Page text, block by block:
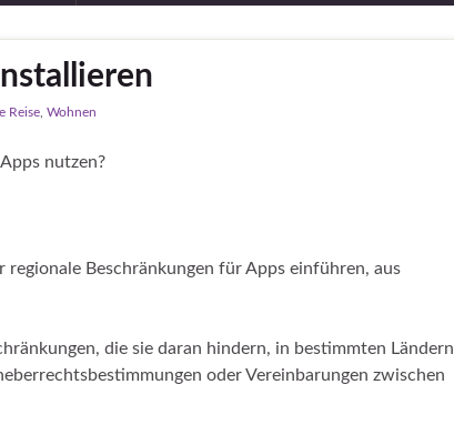
Reise Wohnen
nutzen?
Beschränkungen für Apps einführen, aus
die sie daran hindern, in bestimmten Ländern
oder Vereinbarungen zwischen